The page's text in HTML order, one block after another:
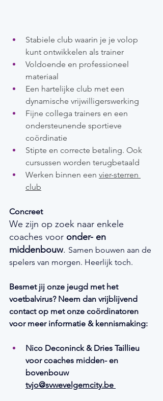
Stabiele club waarin je je volop
kunt ontwikkelen als trainer
Voldoende en professioneel
materiaal
Een hartelijke club met een
dynamische vrijwilligerswerking
Fijne collega trainers en een
ondersteunende sportieve
coördinatie
Stipte en correcte betaling. Ook
cursussen worden terugbetaald
Werken binnen een vier-sterren
club
Concreet
We zijn op zoek naar enkele
coaches voor onder- en
middenbouw. Samen bouwen aan de
spelers van morgen. Heerlijk toch.
Besmet jij onze jeugd met het
voetbalvirus? Neem dan vrijblijvend
contact op met onze coördinatoren
voor meer informatie & kennismaking:
Nico Deconinck & Dries Taillieu
voor coaches midden- en
bovenbouw
tvjo@svwevelgemcity.be